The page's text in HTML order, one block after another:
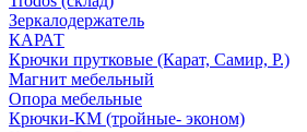
Зеркалодержатель
КАРАТ
Крючки прутковые (Карат, Самир, Р.)
Магнит мебельный
Опора мебельные
Крючки-КМ (тройные- эконом)